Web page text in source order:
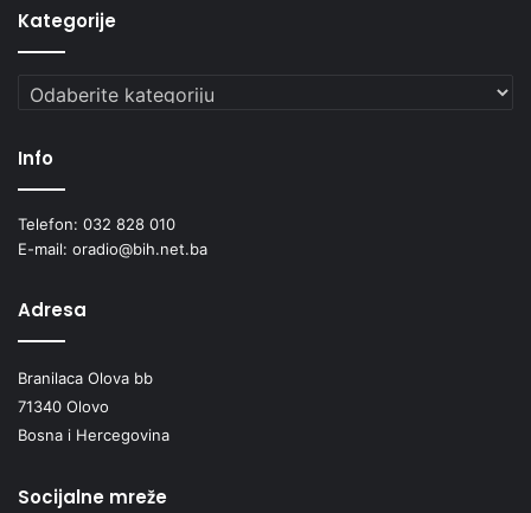
Kategorije
Kategorije
Info
Telefon: 032 828 010
E-mail: oradio@bih.net.ba
Adresa
Branilaca Olova bb
71340 Olovo
Bosna i Hercegovina
Socijalne mreže